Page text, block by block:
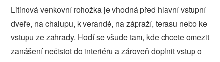
Litinová venkovní rohožka je vhodná před hlavní vstupní
dveře, na chalupu, k verandě, na zápraží, terasu nebo ke
vstupu ze zahrady. Hodí se všude tam, kde chcete omezit
zanášení nečistot do interiéru a zároveň doplnit vstup o